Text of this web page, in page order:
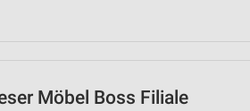
Möbel Boss Filiale